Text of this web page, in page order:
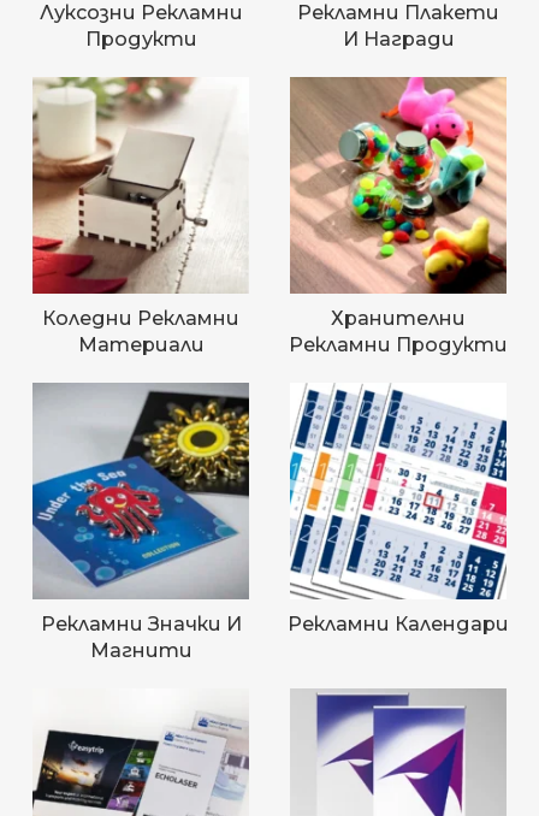
Луксозни Рекламни
Продукти
Рекламни Плакети
И Награди
Коледни Рекламни
Материали
Хранителни
Рекламни Продукти
Рекламни Значки И
Магнити
Рекламни Календари